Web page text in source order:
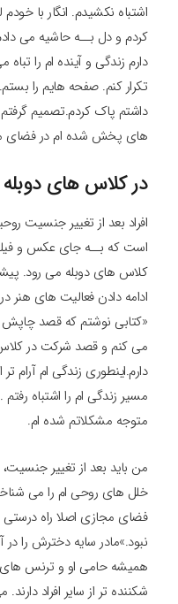
اشتباه نکشیدم. انگار با
کردم و دل بــه حاشیه می
دارم زندگی و آینده ام را
تکرار کنم. صفحه هایم را
داشتم پاک کردم.تصمیم
های پخش شده ام در فضای
در کلاس های
افراد بعد از تغییر جنسیت
است که بــه جای عکس و
کلاس های دوبله می رود.
ادامه دادن فعالیت های
«کتابی نوشتم که قصد چاپش
می کنم و قصد شرکت در
دارم.اینطوری زندگی ام
مسیر زندگی ام را اشتباه
متوجه مشکلاتم شده ام.
من باید بعد از تغییر
خلل های روحی ام را می
فضای مجازی اصلا راه درستی
نبود.»مادر سایه دخترش را
همیشه حامی او و ترنس
شکننده تر از سایر افراد